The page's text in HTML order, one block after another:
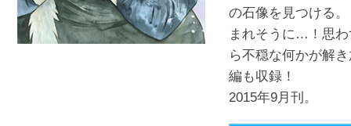
の石像を見つける
まれそうに…！思
ら不穏な何かが解
編も収録！
2015年9月刊。